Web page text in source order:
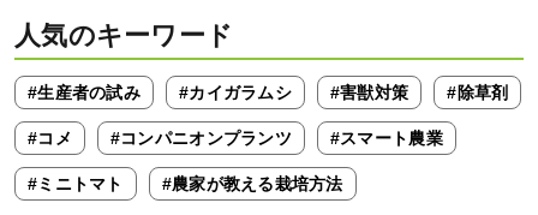
人気のキーワード
#生産者の試み #カイガラムシ #害獣対策 #除草剤
#コメ #コンパニオンプランツ #スマート農業
#ミニトマト #農家が教える栽培方法